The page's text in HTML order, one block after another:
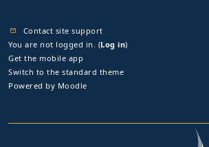
Contact site support
You are not logged in. (Log in)
Get the mobile app
Switch to the standard theme
Powered by Moodle